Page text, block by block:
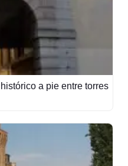
a pie entre torres